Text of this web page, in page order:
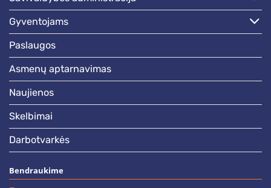
gyventojams
paslaugos
asmenų aptarnavimas
naujienos
skelbimai
darbotvarkės
Bendraukime